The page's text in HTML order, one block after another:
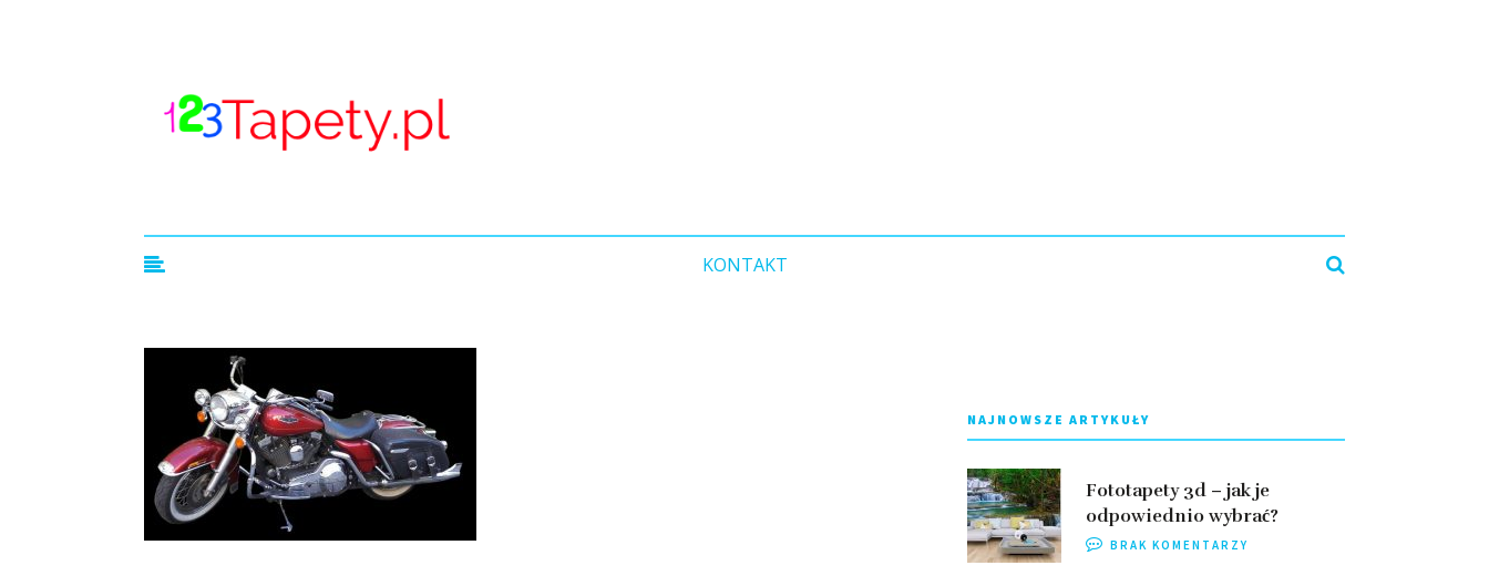
KONTAKT
NAJNOWSZE ARTYKUŁY
Fototapety 3d – jak je
odpowiednio wybrać?
BRAK KOMENTARZY